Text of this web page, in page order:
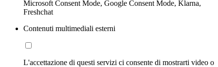
Microsoft Consent Mode, Google Consent Mode, Klarna,
Freshchat
Contenuti multimediali esterni
L'accettazione di questi servizi ci consente di mostrarti video o